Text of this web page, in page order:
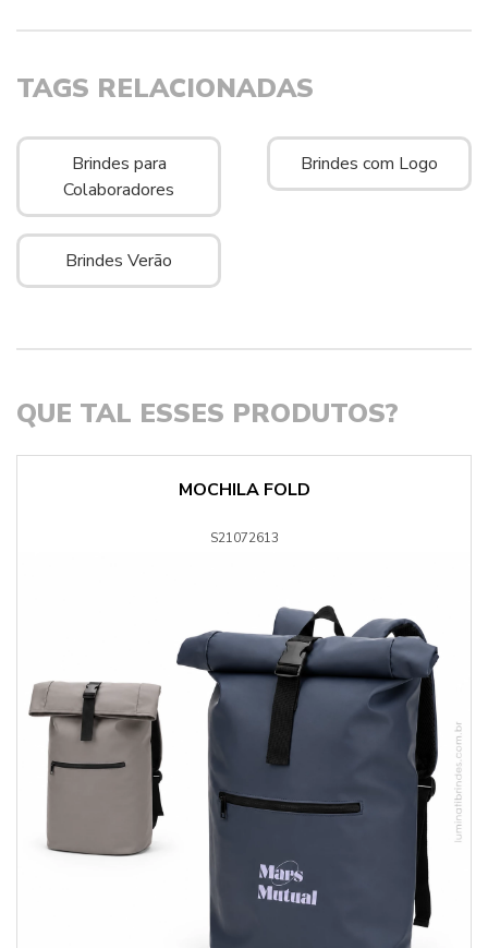
TAGS RELACIONADAS
Brindes para
Colaboradores
Brindes com Logo
Brindes Verão
QUE TAL ESSES PRODUTOS?
MOCHILA FOLD
S21072613